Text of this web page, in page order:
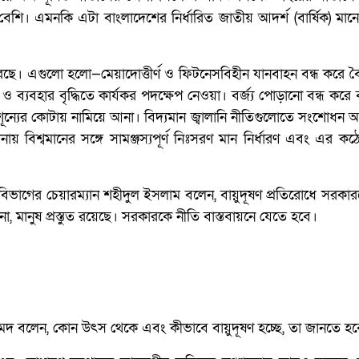
এমনকি এটা বাংলাদেশের নির্ধারিত জাতীয় আদর্শ (বার্ষিক)
এগুলো হলো—মেয়াদোত্তীর্ণ ও ফিটনেসবিহীন যানবাহন বন্ধ করে
ব্যবহার বৃদ্ধিতে কার্যকর পদক্ষেপ নেওয়া। বর্জ্য পোড়ানো বন্ধ করে
কোটায় নামিয়ে আনা। বিদ্যমান জ্বালানি নীতিগুলোতে সংশোধন
সঙ্গে সামঞ্জস্যপূর্ণ নিঃসরণ মান নির্ধারণ এবং এর
চেয়ারম্যান শহীদুল ইসলাম বলেন, বায়ুদূষণ প্রতিরোধে
প্রস্তুত রয়েছে। সরকারকে নীতি বাস্তবায়নে যেতে হবে।
বলেন, কোন উৎস থেকে এবং কীভাবে বায়ুদূষণ হচ্ছে, তা জানতে